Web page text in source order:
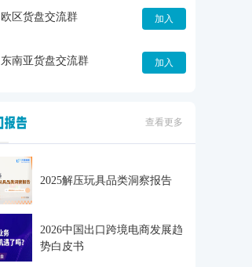
欧区货盘交流群 加入
东南亚货盘交流群 加入
查看更多
2025解压玩具品类洞察报告
2026中国出口跨境电商发展趋
势白皮书